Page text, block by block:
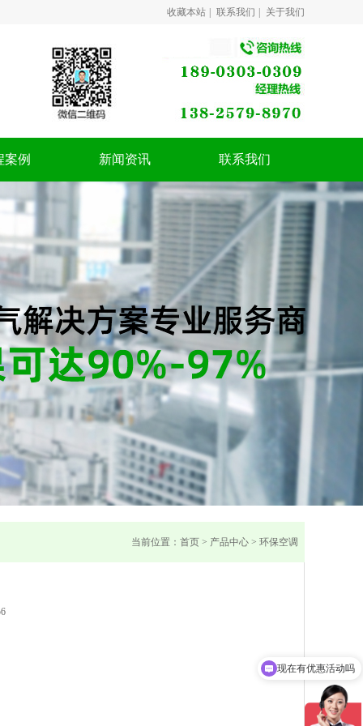
收藏本站 联系我们 关于我们
案例 新闻资讯 联系我们
当前位置： 首页 > 产品中心 > 环保空调
现在有优惠活动吗